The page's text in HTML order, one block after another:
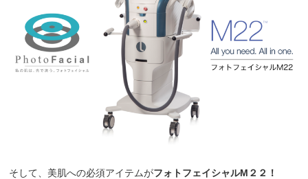
そして、美肌への必須アイテムがフォトフェイシャルM２２！